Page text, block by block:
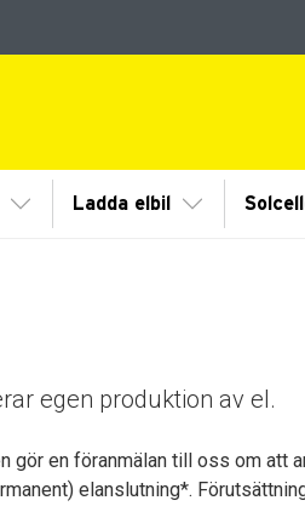
Visa/Göm undermeny
Ladda elbil Visa/Göm
egen produktion av el.
gör en föranmälan till oss om att
elanslutning*.